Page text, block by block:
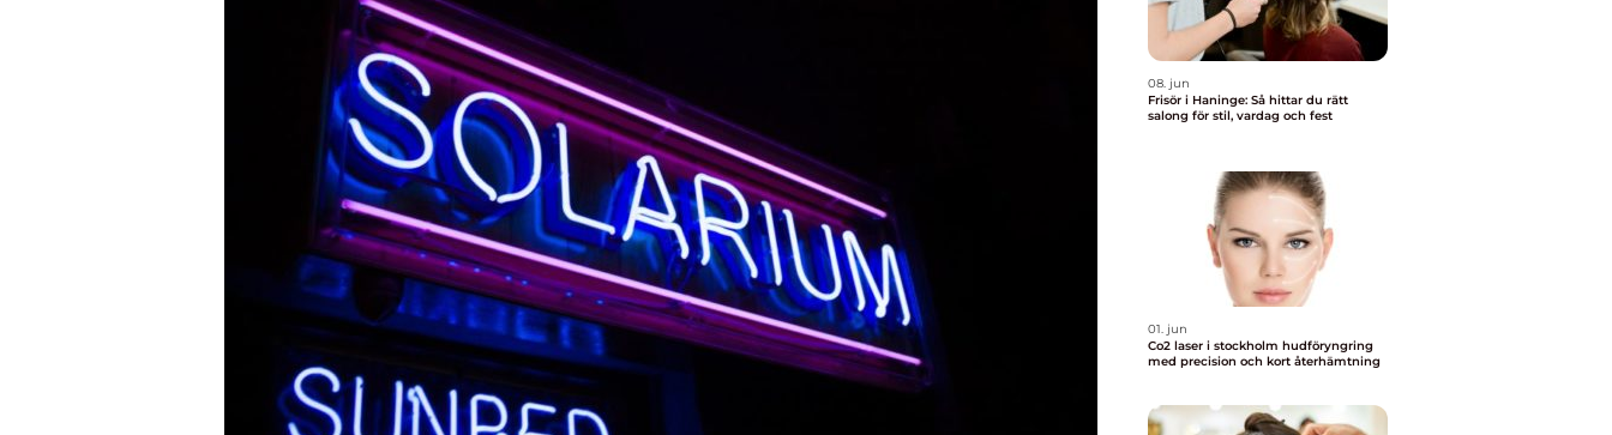
08. jun
Frisör i Haninge: Så hittar du rätt
salong för stil, vardag och fest
01. jun
Co2 laser i stockholm hudföryngring
med precision och kort återhämtning